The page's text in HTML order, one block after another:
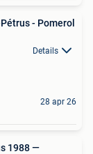
- Pomerol
Details
28 apr 26
1988 —